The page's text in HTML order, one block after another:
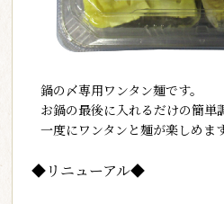
鍋の〆専用ワンタン麺です。
お鍋の最後に入れるだけの簡単
一度にワンタンと麺が楽しめます
◆リニューアル◆